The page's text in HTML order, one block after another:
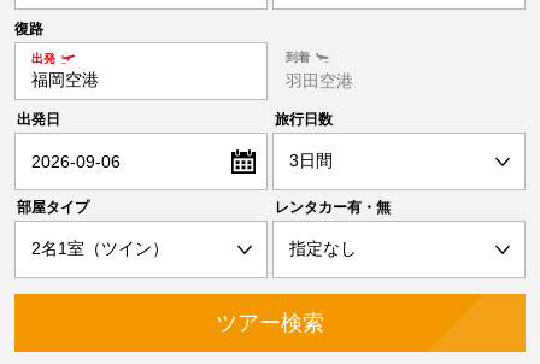
出発日
2026-09-06
旅行日数
部屋タイプ レンタカー有・無
復路
出発
福岡空港
到着
羽田空港